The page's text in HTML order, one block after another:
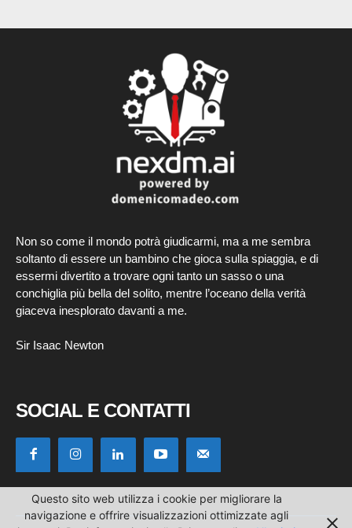
Non so come il mondo potrà giudicarmi, ma a me sembra
soltanto di essere un bambino che gioca sulla spiaggia, e di
essermi divertito a trovare ogni tanto un sasso o una
conchiglia più bella del solito, mentre l’oceano della verità
giaceva inesplorato davanti a me.
Sir Isaac Newton
SOCIAL E CONTATTI
Questo sito web utilizza i cookie per migliorare la
navigazione e offrire visualizzazioni ottimizzate agli